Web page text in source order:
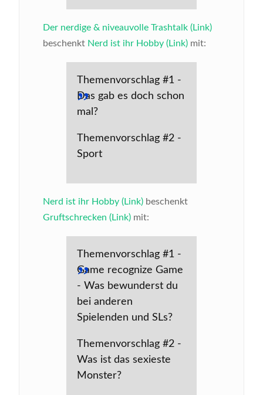
Der nerdige & niveauvolle Trashtalk (Link)
beschenkt Nerd ist ihr Hobby (Link) mit:
Themenvorschlag #1 -
Das gab es doch schon
mal?
Themenvorschlag #2 -
Sport
Nerd ist ihr Hobby (Link) beschenkt
Gruftschrecken (Link) mit:
Themenvorschlag #1 -
Game recognize Game
- Was bewunderst du
bei anderen
Spielenden und SLs?
Themenvorschlag #2 -
Was ist das sexieste
Monster?